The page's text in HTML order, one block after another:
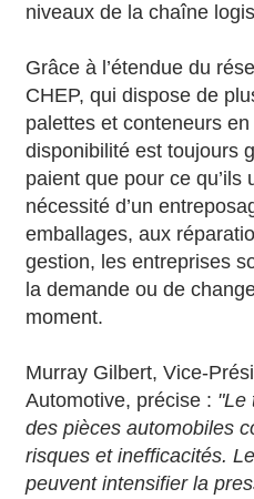
niveaux de la chaîne
Grâce à l’étendue du
CHEP, qui dispose de
palettes et conteneurs
disponibilité est toujours
paient que pour ce qu’ils
nécessité d’un
emballages, aux
gestion, les entreprises
la demande ou de
moment.
Murray Gilbert, Vice-
Automotive, précise : "Le
des pièces automobiles
risques et inefficacités.
peuvent intensifier la